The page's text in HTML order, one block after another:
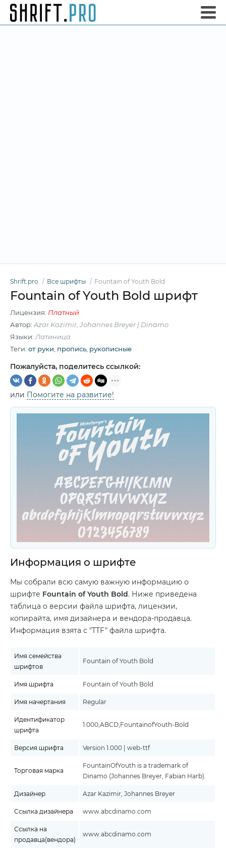
Shrift.pro Все шрифты Fountain of Youth Bold
Fountain of Youth Bold шрифт
Лицензия: Платный
Автор: Azar Kazimir, Johannes Breyer | Dinamo
Языки: Латиница
Теги: от руки пропись рукописные
Пожалуйста, поделитесь ссылкой:
или Помогите на развитие!
Информация о шрифте
Мы собрали всю самую важную информацию о
шрифте Fountain of Youth Bold. Ниже приведена
таблица о версии файла шрифта, лицензии,
копирайта, имя дизайнера и вендора-продавца.
Информация взята с "TTF" файла шрифта.
Имя семейства
шрифтов
Fountain of Youth Bold
Имя шрифта Fountain of Youth Bold
Имя начертания Regular
Идентификатор
шрифта
1.000;ABCD;FountainofYouth-Bold
Версия шрифта Version 1.000 | web-ttf
Торговая марка
FountainOfYouth is a trademark of
Dinamo (Johannes Breyer, Fabian Harb).
Дизайнер Azar Kazimir, Johannes Breyer
Ссылка дизайнера www.abcdinamo.com
Ссылка на
продавца(вендора)
www.abcdinamo.com